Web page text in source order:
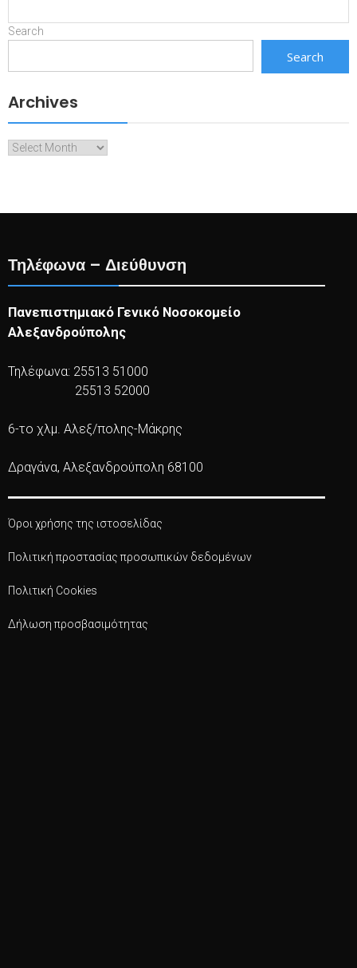
Search
Search
Archives
Archives
Τηλέφωνα – Διεύθυνση
Πανεπιστημιακό Γενικό Νοσοκομείο
Αλεξανδρούπολης
Τηλέφωνα: 25513 51000
25513 52000
6-το χλμ. Αλεξ/πολης-Μάκρης
Δραγάνα, Αλεξανδρούπολη 68100
Όροι χρήσης της ιστοσελίδας
Πολιτική προστασίας προσωπικών δεδομένων
Πολιτική Cookies
Δήλωση προσβασιμότητας